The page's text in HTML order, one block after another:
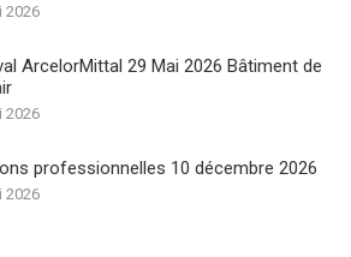
2026
ArcelorMittal 29 Mai 2026 Bâtiment de
2026
professionnelles 10 décembre 2026
2026